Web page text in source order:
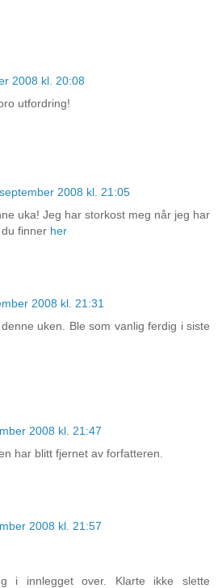
2008 kl. 20:08
utfordring!
2008 kl. 21:05
uka! Jeg har storkost meg når jeg har
finner her
2008 kl. 21:31
uken. Ble som vanlig ferdig i siste
2008 kl. 21:47
har blitt fjernet av forfatteren.
2008 kl. 21:57
i innlegget over. Klarte ikke slette